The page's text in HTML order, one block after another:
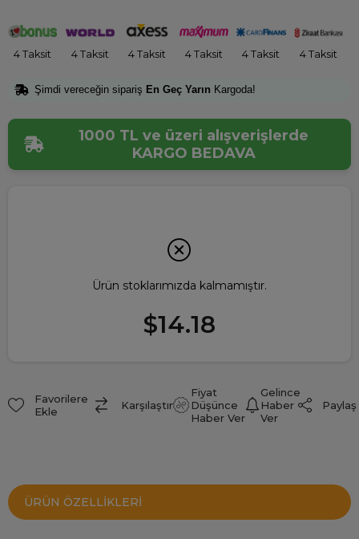
4 Taksit 4 Taksit 4 Taksit 4 Taksit 4 Taksit 4 Taksit
Şimdi vereceğin sipariş En Geç Yarın Kargoda!
1000 TL ve üzeri alışverişlerde
KARGO BEDAVA
Ürün stoklarımızda kalmamıştır.
$14.18
Favorilere
Ekle
Karşılaştır
Fiyat
Düşünce
Haber Ver
Gelince
Haber
Ver
Paylaş
ÜRÜN ÖZELLIKLERI